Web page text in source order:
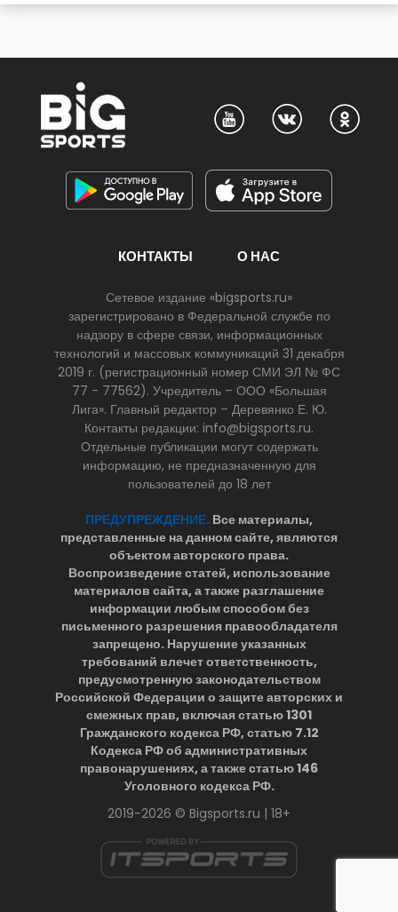
КОНТАКТЫ О НАС
Сетевое издание «bigsports.ru»
зарегистрировано в Федеральной службе по
надзору в сфере связи, информационных
технологий и массовых коммуникаций 31 декабря
2019 г. (регистрационный номер СМИ ЭЛ № ФС
77 - 77562). Учредитель – ООО «Большая
Лига». Главный редактор – Деревянко Е. Ю.
Контакты редакции: info@bigsports.ru.
Отдельные публикации могут содержать
информацию, не предназначенную для
пользователей до 18 лет
ПРЕДУПРЕЖДЕНИЕ. Все материалы,
представленные на данном сайте, являются
объектом авторского права.
Воспроизведение статей, использование
материалов сайта, а также разглашение
информации любым способом без
письменного разрешения правообладателя
запрещено. Нарушение указанных
требований влечет ответственность,
предусмотренную законодательством
Российской Федерации о защите авторских и
смежных прав, включая статью 1301
Гражданского кодекса РФ, статью 7.12
Кодекса РФ об административных
правонарушениях, а также статью 146
Уголовного кодекса РФ.
2019-2026 © Bigsports.ru | 18+